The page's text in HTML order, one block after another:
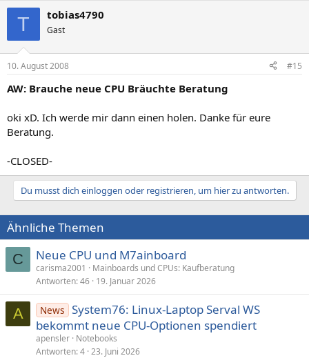
T tobias4790
Gast
10. August 2008 #15
AW: Brauche neue CPU Bräuchte Beratung
oki xD. Ich werde mir dann einen holen. Danke für eure
Beratung.
-CLOSED-
Du musst dich einloggen oder registrieren, um hier zu antworten.
Ähnliche Themen
C Neue CPU und M7ainboard
carisma2001
Mainboards und CPUs: Kaufberatung
Antworten 46 19. Januar 2026
A News System76: Linux-Laptop Serval WS
bekommt neue CPU-Optionen spendiert
apensler Notebooks
Antworten 4 23. Juni 2026